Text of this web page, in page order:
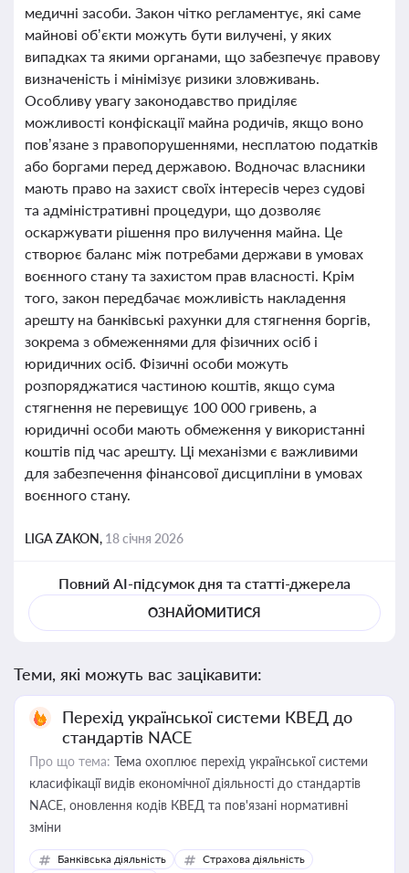
медичні засоби. Закон чітко регламентує, які саме
майнові об’єкти можуть бути вилучені, у яких
випадках та якими органами, що забезпечує правову
визначеність і мінімізує ризики зловживань.
Особливу увагу законодавство приділяє
можливості конфіскації майна родичів, якщо воно
пов’язане з правопорушеннями, несплатою податків
або боргами перед державою. Водночас власники
мають право на захист своїх інтересів через судові
та адміністративні процедури, що дозволяє
оскаржувати рішення про вилучення майна. Це
створює баланс між потребами держави в умовах
воєнного стану та захистом прав власності. Крім
того, закон передбачає можливість накладення
арешту на банківські рахунки для стягнення боргів,
зокрема з обмеженнями для фізичних осіб і
юридичних осіб. Фізичні особи можуть
розпоряджатися частиною коштів, якщо сума
стягнення не перевищує 100 000 гривень, а
юридичні особи мають обмеження у використанні
коштів під час арешту. Ці механізми є важливими
для забезпечення фінансової дисципліни в умовах
воєнного стану.
LIGA ZAKON, 18 січня 2026
Повний AI-підсумок дня та статті-джерела
ОЗНАЙОМИТИСЯ
Теми, які можуть вас зацікавити:
Перехід української системи КВЕД до
стандартів NACE
Про що тема: Тема охоплює перехід української системи
класифікації видів економічної діяльності до стандартів
NACE, оновлення кодів КВЕД та пов'язані нормативні
зміни
Банківська діяльність
Страхова діяльність